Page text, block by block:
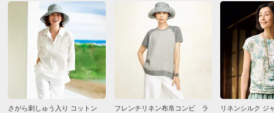
さがら刺しゅう入り コットン フレンチリネン布帛コンビ ラ リネンシルク ジ